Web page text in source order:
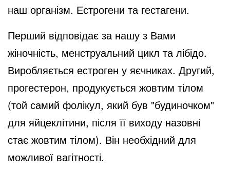
наш організм. Естрогени та гестагени. ⠀
Перший відповідає за нашу з Вами
жіночність, менструальний цикл та лібідо.
Виробляється естроген у яєчниках. Другий,
прогестерон, продукується жовтим тілом
(той самий фолікул, який був "будиночком"
для яйцеклітини, після її виходу назовні
стає жовтим тілом). Він необхідний для
можливої вагітності.